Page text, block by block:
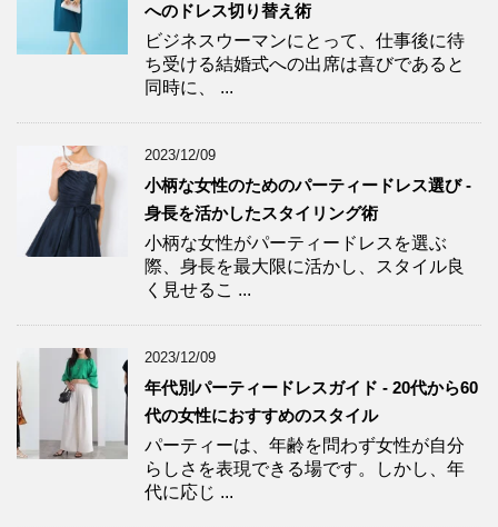
へのドレス切り替え術
ビジネスウーマンにとって、仕事後に待
ち受ける結婚式への出席は喜びであると
同時に、 ...
2023/12/09
小柄な女性のためのパーティードレス選び -
身長を活かしたスタイリング術
小柄な女性がパーティードレスを選ぶ
際、身長を最大限に活かし、スタイル良
く見せるこ ...
2023/12/09
年代別パーティードレスガイド - 20代から60
代の女性におすすめのスタイル
パーティーは、年齢を問わず女性が自分
らしさを表現できる場です。しかし、年
代に応じ ...